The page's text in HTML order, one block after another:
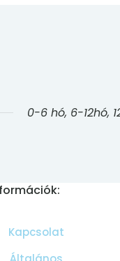
0-6 hó, 6-12hó,
Kapcsolat